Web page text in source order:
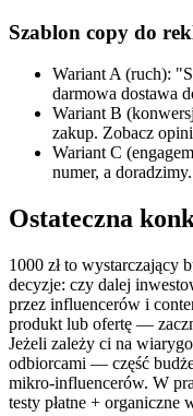
Szablon copy do
Wariant A (ruch):
darmowa dostawa
Wariant B
zakup. Zobacz
Wariant C
numer, a
Ostateczna
1000 zł to wystarczający
decyzje: czy dalej
przez influencerów i
produkt lub ofertę —
Jeżeli zależy ci na
odbiorcami — część
mikro‑influencerów. W
testy płatne + organiczne